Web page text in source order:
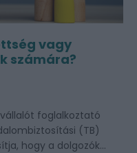
vagy
számára?
foglalkoztató
(TB)
hogy a dolgozók...